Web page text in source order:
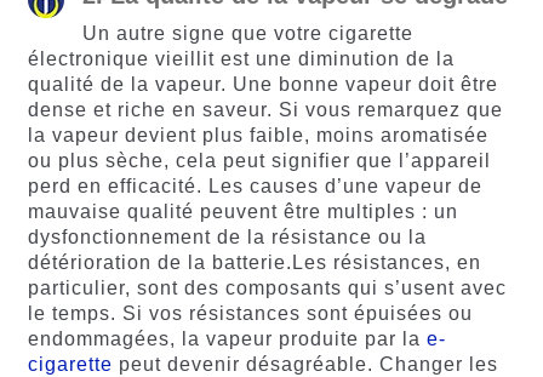
Un autre signe que votre cigarette
électronique vieillit est une diminution de la
qualité de la vapeur. Une bonne vapeur doit être
dense et riche en saveur. Si vous remarquez que
la vapeur devient plus faible, moins aromatisée
ou plus sèche, cela peut signifier que l’appareil
perd en efficacité. Les causes d’une vapeur de
mauvaise qualité peuvent être multiples : un
dysfonctionnement de la résistance ou la
détérioration de la batterie.Les résistances, en
particulier, sont des composants qui s’usent avec
le temps. Si vos résistances sont épuisées ou
endommagées, la vapeur produite par la e-
cigarette peut devenir désagréable. Changer les